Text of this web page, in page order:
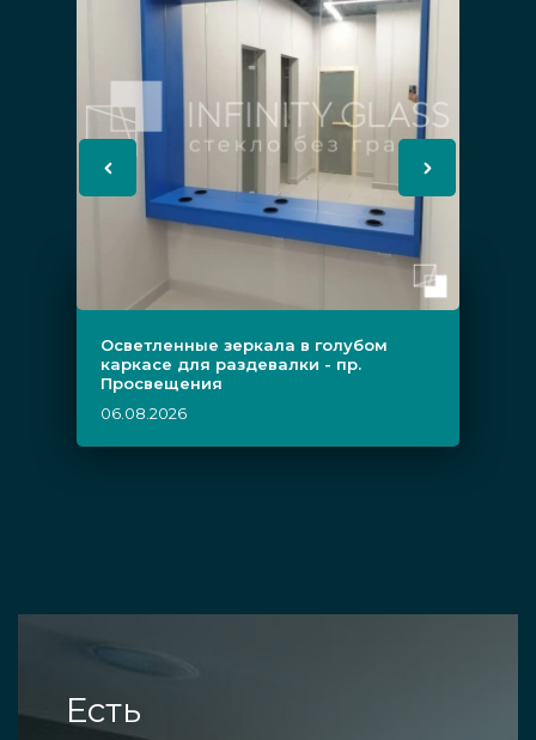
Осветленные зеркала в голубом
каркасе для раздевалки - пр.
Просвещения
06.08.2026
Есть